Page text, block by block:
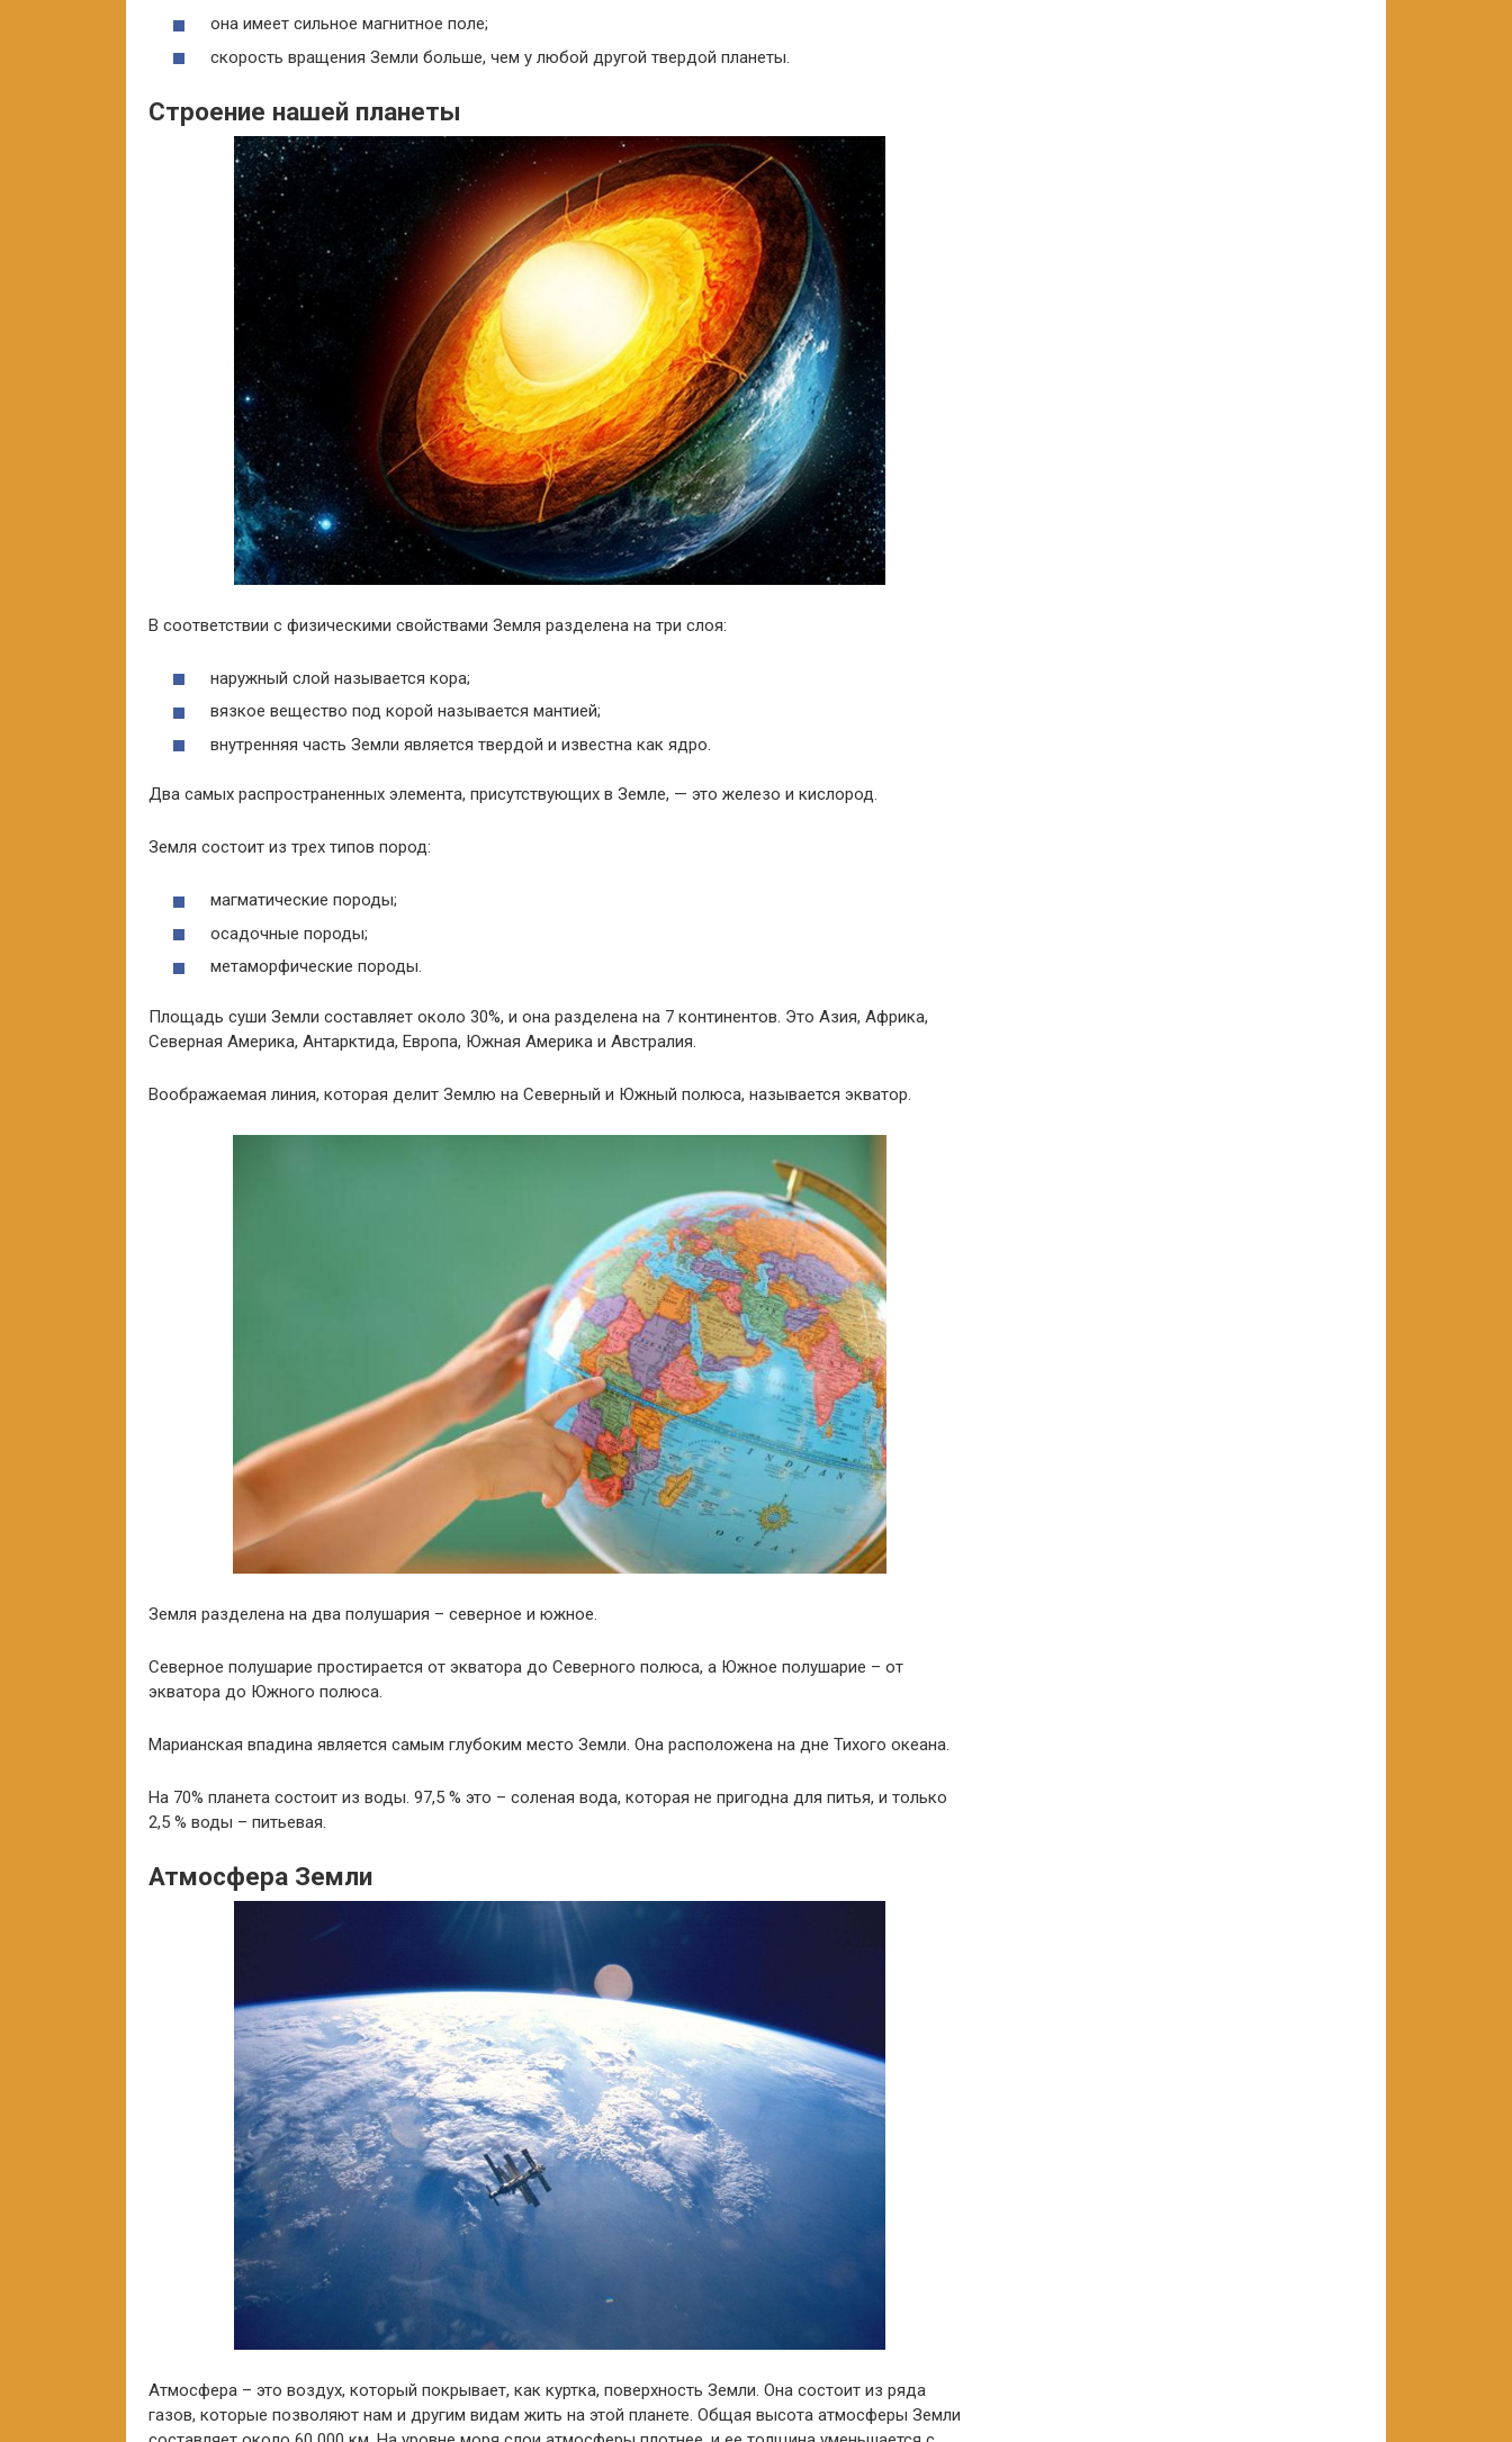
она имеет сильное магнитное поле;
скорость вращения Земли больше, чем у любой другой твердой планеты.
Строение нашей планеты
В соответствии с физическими свойствами Земля разделена на три слоя:
наружный слой называется кора;
вязкое вещество под корой называется мантией;
внутренняя часть Земли является твердой и известна как ядро.
Два самых распространенных элемента, присутствующих в Земле, — это железо и кислород.
Земля состоит из трех типов пород:
магматические породы;
осадочные породы;
метаморфические породы.
Площадь суши Земли составляет около 30%, и она разделена на 7 континентов. Это Азия, Африка,
Северная Америка, Антарктида, Европа, Южная Америка и Австралия.
Воображаемая линия, которая делит Землю на Северный и Южный полюса, называется экватор.
Земля разделена на два полушария – северное и южное.
Северное полушарие простирается от экватора до Северного полюса, а Южное полушарие – от
экватора до Южного полюса.
Марианская впадина является самым глубоким место Земли. Она расположена на дне Тихого океана.
На 70% планета состоит из воды. 97,5 % это – соленая вода, которая не пригодна для питья, и только
2,5 % воды – питьевая.
Атмосфера Земли
Атмосфера – это воздух, который покрывает, как куртка, поверхность Земли. Она состоит из ряда
газов, которые позволяют нам и другим видам жить на этой планете. Общая высота атмосферы Земли